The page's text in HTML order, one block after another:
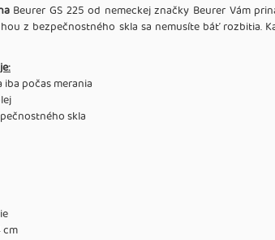
Beurer GS 225 od nemeckej značky Beurer Vám
z bezpečnostného skla sa nemusíte báť
počas merania
skla
cm